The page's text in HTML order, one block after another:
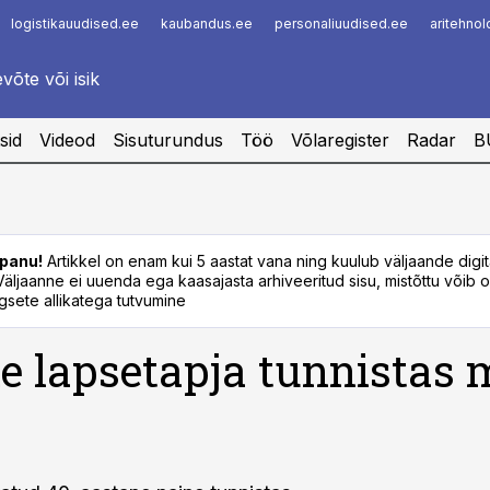
logistikauudised.ee kaubandus.ee personaliuudised.ee
Infopank
Videod Sisuturundus Töö Võlaregister Radar
Artikkel on enam kui 5 aastat vana ning kuulub väljaande
ei uuenda ega kaasajasta arhiveeritud sisu, mistõttu võib
allikatega tutvumine
lapsetapja tunnistas